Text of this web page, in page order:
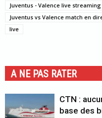
Juventus - Valence live streaming
Juventus vs Valence match en
live
A NE PAS RATER
CTN :
base des